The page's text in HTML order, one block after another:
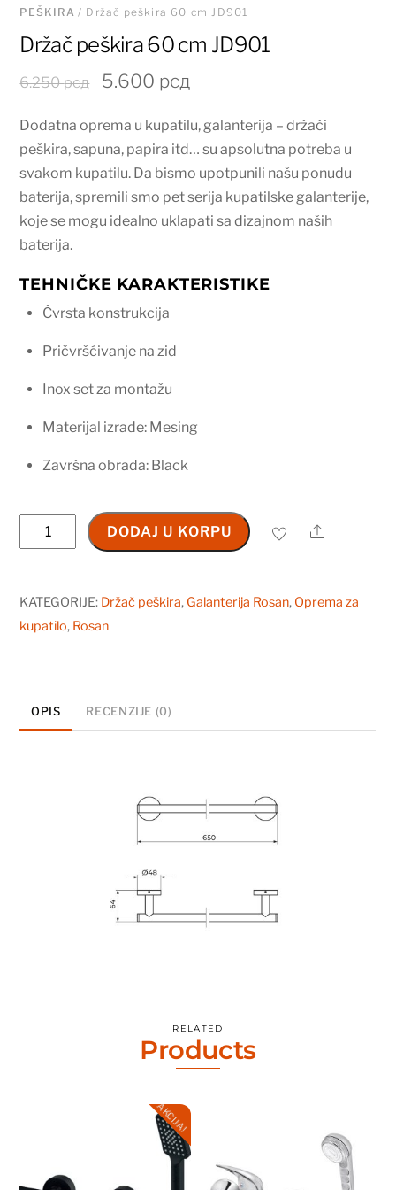
PEŠKIRA/ Držač peškira 60 cm JD901
Držač peškira 60 cm JD901
6.250рсд
Originalna
je
bila:
6.250 рсд.
5.600 рсдTrenutna
je:
5.600 рсд.
Dodatna oprema u kupatilu, galanterija – držači
peškira, sapuna, papira itd… su apsolutna potreba u
svakom kupatilu. Da bismo upotpunili našu ponudu
baterija, spremili smo pet serija kupatilske galanterije,
koje se mogu idealno uklapati sa dizajnom naših
baterija.
TEHNIČKE KARAKTERISTIKE
Čvrsta konstrukcija
Pričvršćivanje na zid
Inox set za montažu
Materijal izrade: Mesing
Završna obrada: Black
Držač
peškira
cm
JD901
DODAJ U KORPU Share
KATEGORIJE: Držač peškira, Galanterija Rosan, Oprema za
kupatilo, Rosan
OPIS RECENZIJE (0)
RELATED
Products
AKCIJA!